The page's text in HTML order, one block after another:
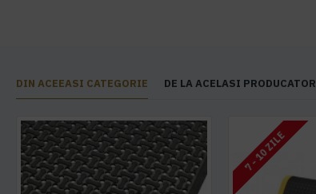
DIN ACEEASI CATEGORIE DE LA ACELASI PRODUCATOR
7 - 10 ZILE